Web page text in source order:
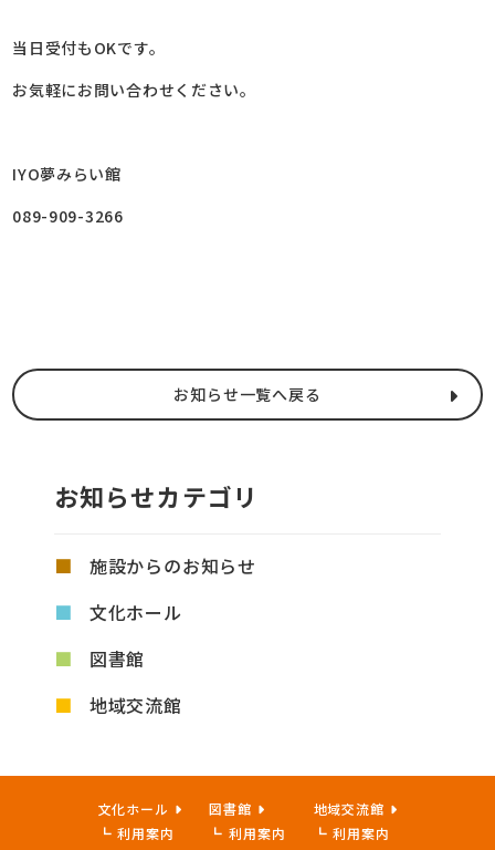
当日受付もOKです。
お気軽にお問い合わせください。
IYO夢みらい館
089-909-3266
お知らせ一覧へ戻る
お知らせカテゴリ
施設からのお知らせ
文化ホール
図書館
地域交流館
文化ホール
利用案内
図書館
利用案内
地域交流館
利用案内